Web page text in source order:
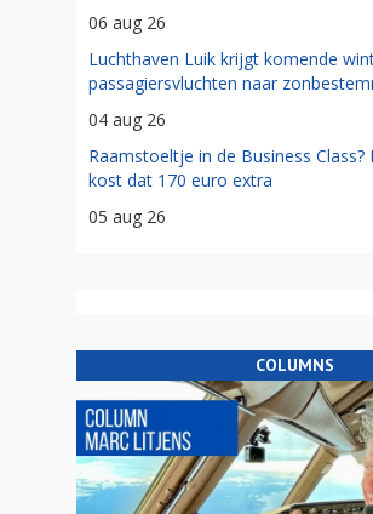
06 aug 26
Luchthaven Luik krijgt komende
passagiersvluchten naar
04 aug 26
Raamstoeltje in de Business Class?
kost dat 170 euro extra
05 aug 26
COLUMNS